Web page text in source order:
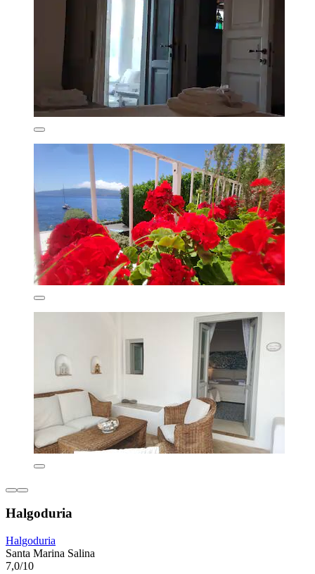
Halgoduria
Halgoduria
Santa Marina Salina
7,0/10